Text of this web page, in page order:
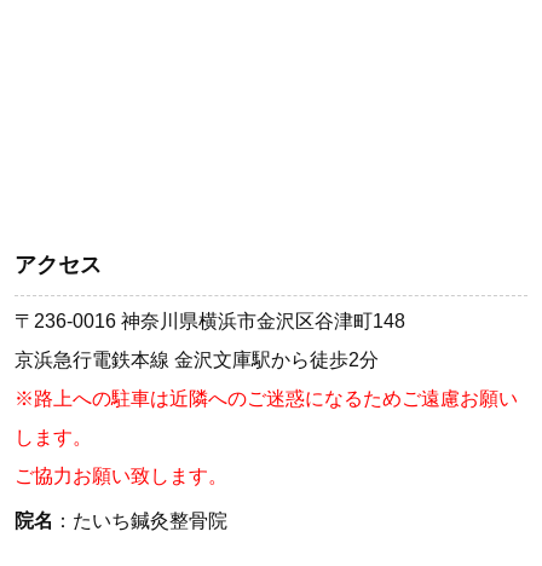
アクセス
〒236-0016 神奈川県横浜市金沢区谷津町148
京浜急行電鉄本線 金沢文庫駅から徒歩2分
※路上への駐車は近隣へのご迷惑になるためご遠慮お願い
します。
ご協力お願い致します。
院名 ：たいち鍼灸整骨院